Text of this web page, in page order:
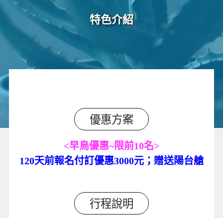
特色介紹
優惠方案
<早鳥優惠~限前10名>
120天前報名付訂優惠3000元；贈送陽台艙
行程說明